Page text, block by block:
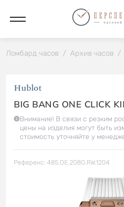
Ломбард часов / Архив часов /
Hublot
BIG BANG ONE CLICK
Внимание! В связи с резким
цены на изделия могут быть
стоимость уточняйте у
Референс: 485.OE.2080.RW.1204